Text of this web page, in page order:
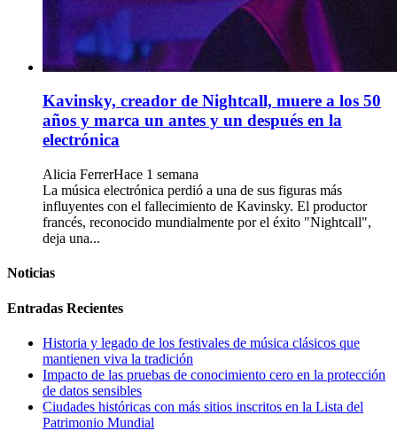
Kavinsky, creador de Nightcall, muere a los 50
años y marca un antes y un después en la
electrónica
Alicia FerrerHace 1 semana
La música electrónica perdió a una de sus figuras más
influyentes con el fallecimiento de Kavinsky. El productor
francés, reconocido mundialmente por el éxito "Nightcall",
deja una...
Noticias
Entradas Recientes
Historia y legado de los festivales de música clásicos que
mantienen viva la tradición
Impacto de las pruebas de conocimiento cero en la protección
de datos sensibles
Ciudades históricas con más sitios inscritos en la Lista del
Patrimonio Mundial